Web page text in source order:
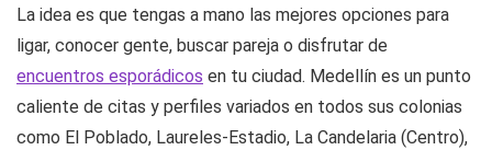
La idea es que tengas a mano las mejores opciones para
ligar, conocer gente, buscar pareja o disfrutar de
encuentros esporádicos en tu ciudad. Medellín es un punto
caliente de citas y perfiles variados en todos sus colonias
como El Poblado, Laureles-Estadio, La Candelaria (Centro),